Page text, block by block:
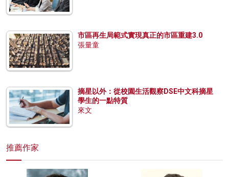
市區再生局範式實現真正的市區重建3.0
張量童
摘星以外：從校園生活觀察DSE中文科摘星
學生的一點特質
來文
推薦作家